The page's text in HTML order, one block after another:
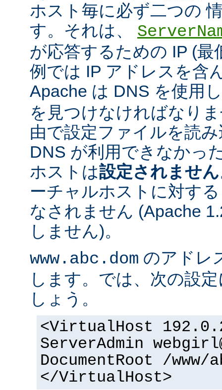
ホスト毎に必ず二つの
す。それは、
が応答するための IP (最
例では IP アドレスを含
Apache は DNS を使用
を見つけなければなり
由で設定ファイルを読
DNS が利用できなかっ
ホストは設定されません
ーチャルホストに対す
なされません (Apache
しません)。
www.abc.dom のアドレ
します。では、次の設
しょう。
<VirtualHost
ServerAdmin
DocumentRoot /www/
</VirtualHost>